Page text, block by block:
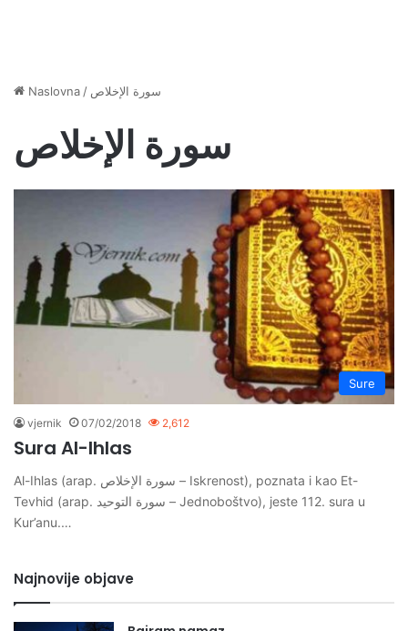
Naslovna / سورة الإخلاص
سورة الإخلاص
Sure
vjernik 07/02/2018 2,612
Sura Al-Ihlas
Al-Ihlas (arap. سورة الإخلاص – Iskrenost), poznata i kao Et-
Tevhid (arap. سورة التوحيد – Jednoboštvo), jeste 112. sura u
Kur’anu.…
Najnovije objave